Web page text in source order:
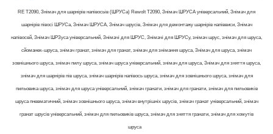
RE T2090, Знімач для шарнірів напівосьів (ШРУСа) Rewolt T2090, Знімач ШРУСА універсальний, Знімач для
шарнірів півосі ШРУСа, Знімач ШРУСА, Знімач шрусів, Знімач для демонтажу шарнірів напіввиси, Знімач
напівосей, Знімач ШРЗуса універсальний, Знімачі для ШРУС, Знімачі для ШРУСу, знімач шрус, знімач для шруса,
сйоманек-шруса, знімач гранат, знімач для гранат, знімач для знімання шруса, Знімач для шруса, знімач
зовнішнього шруса, знімач пилу шруса, знімач шруса універсальний, знімач для шруса, Знімач для зняття шруса,
знімач для шарнірів пів шруса, знімач шарнірів напівось шруса, знімач для зовнішнього шруса, знімач для
пильовика шруса, знімач для шруса універсальний, знімач гранати, знімач для гранати, знімач для пильовиків
шруса пневматичний, знімач зовнішнього шруса, знімач внутрішніх шрусів, знімач гранат універсальний, знімач
гранат шрусів універсальний, знімач для пильовиків шруса, знімач для зняття гранати, знімач для хомутів
шруса